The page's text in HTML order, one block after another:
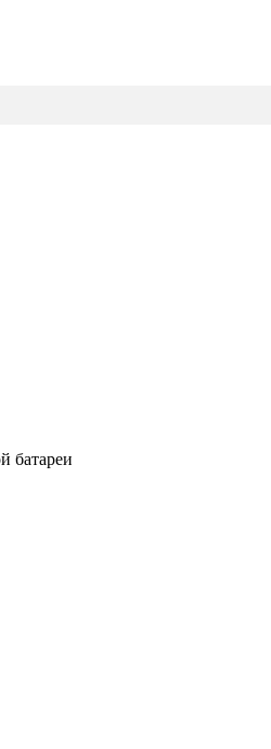
батареи